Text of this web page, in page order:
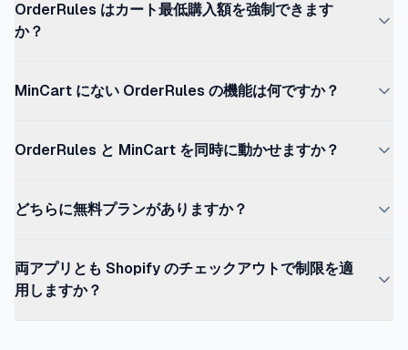
な場合、OrderRules は MinCart の適切な代替です。
OrderRules はストア全体の注文上限、店舗営業時間の自
顧客単位の購入上限を追加します — これらのいずれも
ます。
OrderRules はカート最低購入額を強制できます
か？
ベルのルール（1 日上限、商品単位の MOQ、顧客単位の
最低額（「チェックアウトには 50 ドル以上」）が必要であ
MinCart にない OrderRules の機能は何ですか？
営業時間、祝日カレンダー、時間ベースのスケジューリン
{REM_QTY} ストア表示メッセージ、CSV 一括インポー
小・最大ルールに絞っています。
OrderRules と MinCart を同時に動かせますか？
証に使用し、Shopify のチェックアウトエンジンは各
額未満で 1 つのチェックアウトをブロックし、別のチェッ
クアウトで OrderRules が 1 日上限到達によりブロックし
どちらに無料プランがありますか？
ダー、1 日 100 件までの注文制限、3 つの商品制限を含む
無料 Starter プランがあります。MinCart には無料プラン
両アプリとも Shopify のチェックアウトで制限を適
用しますか？